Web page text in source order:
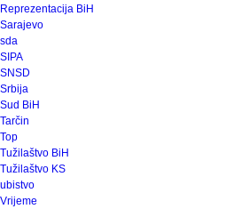
Reprezentacija BiH
Sarajevo
sda
SIPA
SNSD
Srbija
Sud BiH
Tarčin
Top
Tužilaštvo BiH
Tužilaštvo KS
ubistvo
Vrijeme